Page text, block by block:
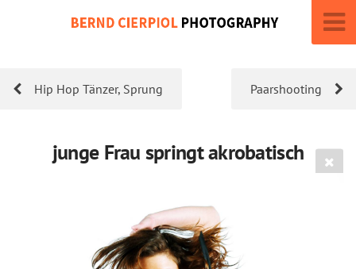
Hip Hop Tänzer, Sprung Paarshooting
junge Frau springt akrobatisch